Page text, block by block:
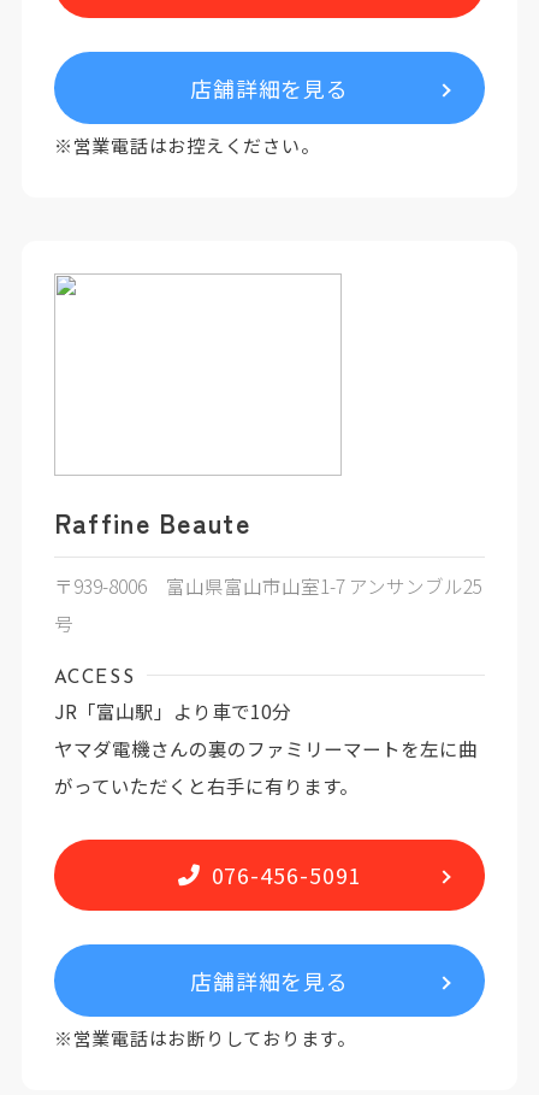
店舗詳細を見る
※営業電話はお控えください。
Raffine Beaute
〒939-8006 富山県富山市山室1-7 アンサンブル25
号
ACCESS
JR「富山駅」より車で10分
ヤマダ電機さんの裏のファミリーマートを左に曲
がっていただくと右手に有ります。
076-456-5091
店舗詳細を見る
※営業電話はお断りしております。